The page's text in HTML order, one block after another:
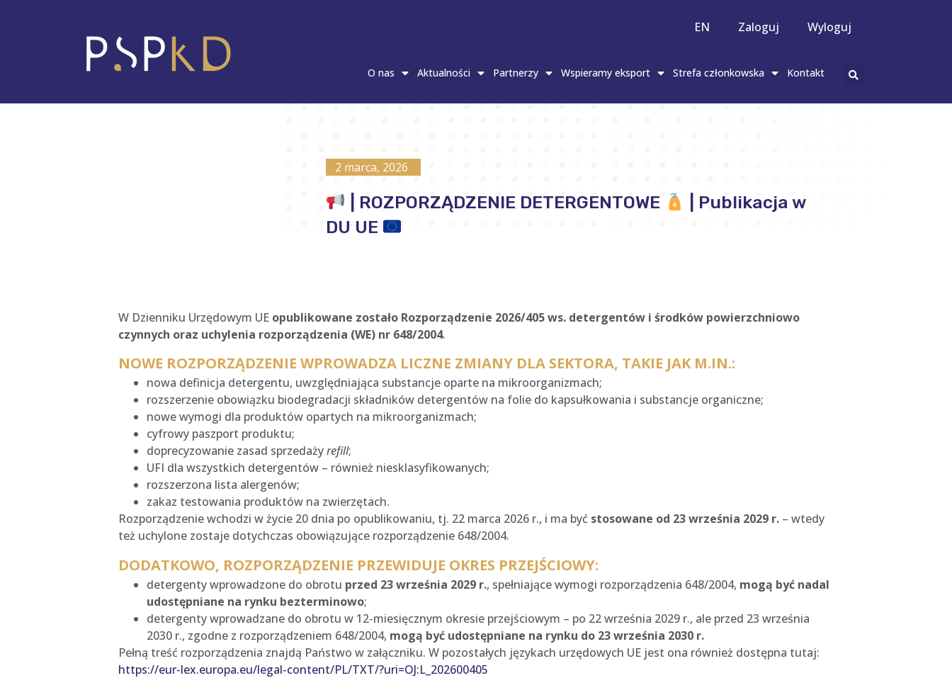
EN Zaloguj Wyloguj
O nas Aktualności Partnerzy Wspieramy eksport Strefa członkowska Kontakt
2 marca, 2026
| ROZPORZĄDZENIE DETERGENTOWE
| Publikacja w
DU UE
W Dzienniku Urzędowym UE opublikowane zostało Rozporządzenie 2026/405 ws. detergentów i środków powierzchniowo
czynnych oraz uchylenia rozporządzenia (WE) nr 648/2004.
NOWE ROZPORZĄDZENIE WPROWADZA LICZNE ZMIANY DLA SEKTORA, TAKIE JAK M.IN.:
nowa definicja detergentu, uwzględniająca substancje oparte na mikroorganizmach;
rozszerzenie obowiązku biodegradacji składników detergentów na folie do kapsułkowania i substancje organiczne;
nowe wymogi dla produktów opartych na mikroorganizmach;
cyfrowy paszport produktu;
doprecyzowanie zasad sprzedażyrefill;
UFI dla wszystkich detergentów – również niesklasyfikowanych;
rozszerzona lista alergenów;
zakaz testowania produktów na zwierzętach.
Rozporządzenie wchodzi w życie 20 dnia po opublikowaniu, tj. 22 marca 2026 r., i ma być stosowane od 23 września 2029 r. – wtedy
też uchylone zostaje dotychczas obowiązujące rozporządzenie 648/2004.
DODATKOWO, ROZPORZĄDZENIE PRZEWIDUJE OKRES PRZEJŚCIOWY:
detergenty wprowadzone do obrotu przed 23 września 2029 r., spełniające wymogi rozporządzenia 648/2004, mogą być nadal
udostępniane na rynku bezterminowo;
detergenty wprowadzane do obrotu w 12-miesięcznym okresie przejściowym – po 22 września 2029 r., ale przed 23 września
2030 r., zgodne z rozporządzeniem 648/2004, mogą być udostępniane na rynku do 23 września 2030 r.
Pełną treść rozporządzenia znajdą Państwo w załączniku. W pozostałych językach urzędowych UE jest ona również dostępna tutaj:
https://eur-lex.europa.eu/legal-content/PL/TXT/?uri=OJ:L_202600405